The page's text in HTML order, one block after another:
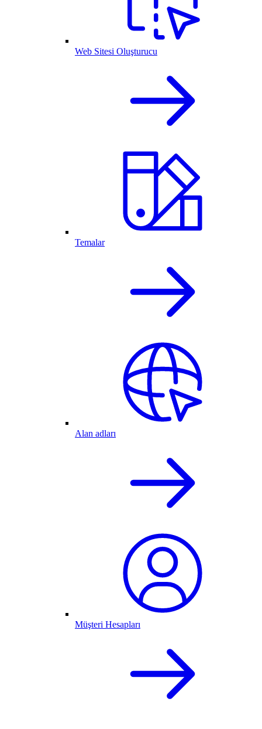
Web Sitesi Oluşturucu
Temalar
Alan adları
Müşteri Hesapları